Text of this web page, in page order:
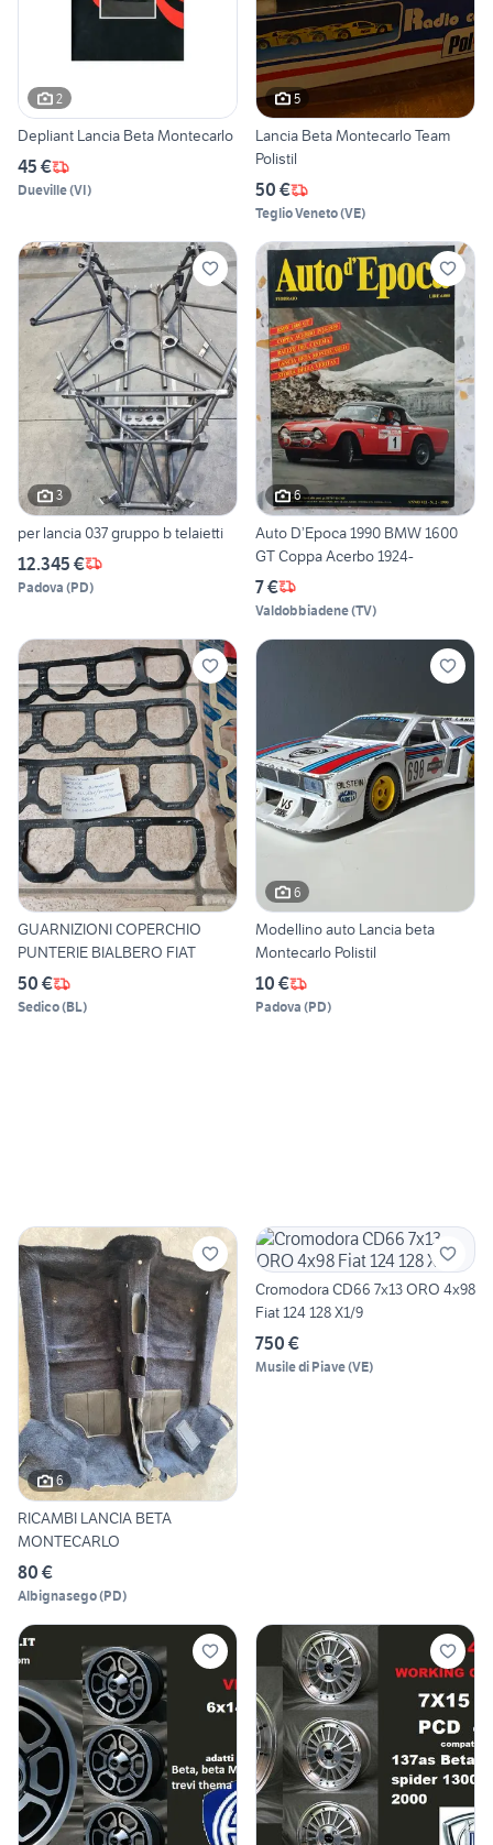
2
Depliant Lancia Beta Montecarlo
45 €
Dueville(VI)
5
Lancia Beta Montecarlo Team
Polistil
50 €
Teglio Veneto(VE)
3
per lancia 037 gruppo b telaietti
12.345 €
Padova (PD)
6
Auto D’Epoca 1990 BMW 1600
GT Coppa Acerbo 1924-
7 €
Valdobbiadene(TV)
GUARNIZIONI COPERCHIO
PUNTERIE BIALBERO FIAT
50 €
Sedico(BL)
6
Modellino auto Lancia beta
Montecarlo Polistil
10 €
Padova (PD)
6
RICAMBI LANCIA BETA
MONTECARLO
80 €
Albignasego(PD)
Cromodora CD66 7x13 ORO 4x98
Fiat 124 128 X1/9
750 €
Musile di Piave(VE)